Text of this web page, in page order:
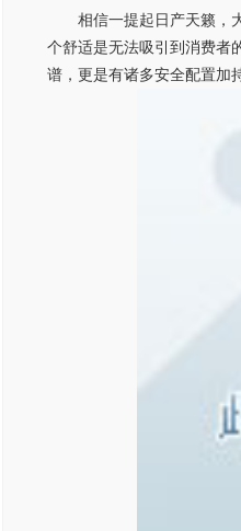
相信一提起日产天籁，
个舒适是无法吸引到消费者
谱，更是有诸多安全配置加